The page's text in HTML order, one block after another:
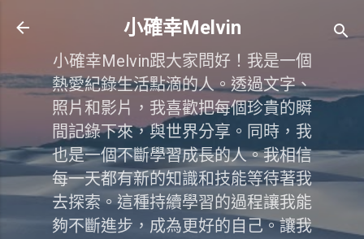
跳到主要內容
小確幸Melvin
小確幸Melvin跟大家問好！我是一個
熱愛紀錄生活點滴的人。透過文字、
照片和影片，我喜歡把每個珍貴的瞬
間記錄下來，與世界分享。同時，我
也是一個不斷學習成長的人。我相信
每一天都有新的知識和技能等待著我
去探索。這種持續學習的過程讓我能
夠不斷進步，成為更好的自己。讓我